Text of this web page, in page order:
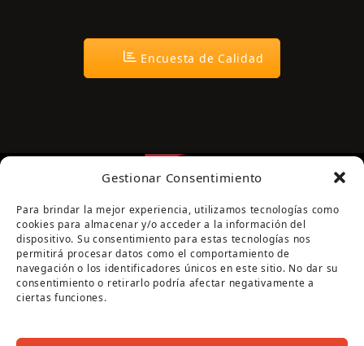
Gestionar Consentimiento
Para brindar la mejor experiencia, utilizamos tecnologías como
cookies para almacenar y/o acceder a la información del
dispositivo. Su consentimiento para estas tecnologías nos
permitirá procesar datos como el comportamiento de
navegación o los identificadores únicos en este sitio. No dar su
consentimiento o retirarlo podría afectar negativamente a
ciertas funciones.
Encuesta de Calidad
Página cofinanciada por la Diputación de Córdoba